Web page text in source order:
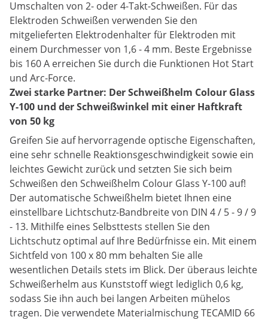
Umschalten von 2- oder 4-Takt-Schweißen. Für das
Elektroden Schweißen verwenden Sie den
mitgelieferten Elektrodenhalter für Elektroden mit
einem Durchmesser von 1,6 - 4 mm. Beste Ergebnisse
bis 160 A erreichen Sie durch die Funktionen Hot Start
und Arc-Force.
Zwei starke Partner: Der Schweißhelm Colour Glass
Y-100 und der Schweißwinkel mit einer Haftkraft
von 50 kg
Greifen Sie auf hervorragende optische Eigenschaften,
eine sehr schnelle Reaktionsgeschwindigkeit sowie ein
leichtes Gewicht zurück und setzten Sie sich beim
Schweißen den Schweißhelm Colour Glass Y-100 auf!
Der automatische Schweißhelm bietet Ihnen eine
einstellbare Lichtschutz-Bandbreite von DIN 4 / 5 - 9 / 9
- 13. Mithilfe eines Selbsttests stellen Sie den
Lichtschutz optimal auf Ihre Bedürfnisse ein. Mit einem
Sichtfeld von 100 x 80 mm behalten Sie alle
wesentlichen Details stets im Blick. Der überaus leichte
Schweißerhelm aus Kunststoff wiegt lediglich 0,6 kg,
sodass Sie ihn auch bei langen Arbeiten mühelos
tragen. Die verwendete Materialmischung TECAMID 66